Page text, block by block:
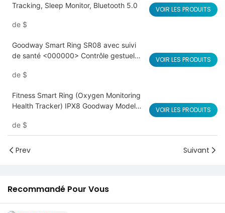
Tracking, Sleep Monitor, Bluetooth 5.0
de $
VOIR LES PRODUITS
Goodway Smart Ring SR08 avec suivi
de santé <000000> Contrôle gestuel
de $
VOIR LES PRODUITS
Fitness Smart Ring (Oxygen Monitoring
Health Tracker) IPX8 Goodway Model
de $
VOIR LES PRODUITS
Prev Suivant
Recommandé Pour Vous